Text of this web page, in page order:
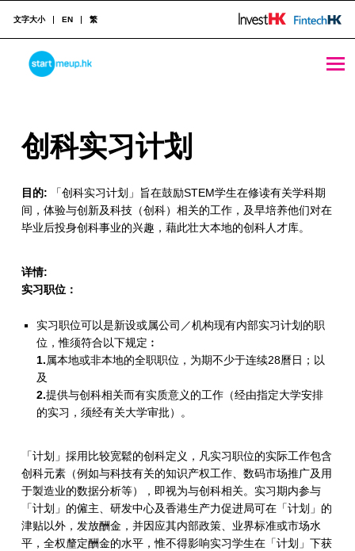
STARTMEUPHK
STARTMEUPHK FESTIVAL IS THE LEADING STARTUP AND INNOVATION CONFERENCE EVENT IN HONG KONG
文字大小 EN 繁
创
实
习
计
划
创科实习计划
目的: 「创科实习计划」旨在鼓励STEM学生在修读有关学科期
间，体验与创新及科技（创科）相关的工作，及早培养他们对在
毕业后投身创科事业的兴趣，藉此壮大本地的创科人才库。
详情:
实习职位：
实习职位可以是新设或属公司／机构现有内部实习计划的职
位，惟须符合以下规定︰
1.属本地或非本地的全职职位，为期不少于连续28曆日；以
及
2.提供与创科相关而有实质意义的工作（经由指定大学安排
的实习，须经有关大学审批）。
「计划」採用比较宽鬆的创科定义，凡实习职位的实际工作包含
创科元素（例如与科技有关的知识产权工作、数码市场推广及用
于製造业的数据分析等），即视为与创科相关。实习期内参与
「计划」的僱主、研发中心及香港生产力促进局可在「计划」的
津贴以外，发放酬金，并因应其内部政策、业界标准或市场水
平，全权釐定酬金的水平，惟不得影响实习学生在「计划」下获